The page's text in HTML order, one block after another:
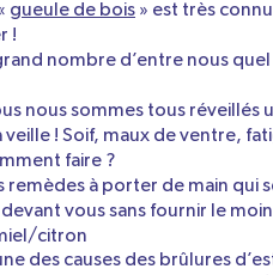
gueule de bois » est très
!
nombre d’entre nous
nous sommes tous
veille ! Soif, maux de ventre,
faire ?
remèdes à porter de main qui
vous sans fournir le
citron
des causes des brûlures